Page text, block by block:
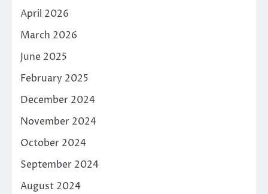
April 2026
March 2026
June 2025
February 2025
December 2024
November 2024
October 2024
September 2024
August 2024